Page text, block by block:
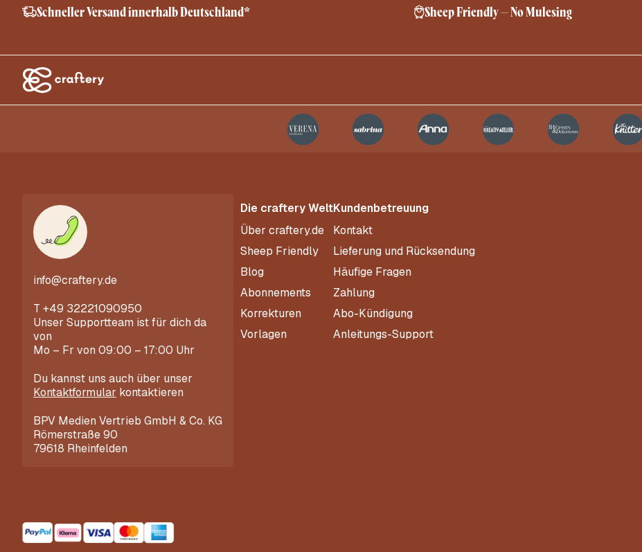
Schneller Versand innerhalb Deutschland* Sheep Friendly – No Mulesing
info@craftery.de
T +49 32221090950
Unser Supportteam ist für dich da
von
Mo – Fr von 09:00 – 17:00 Uhr
Du kannst uns auch über unser
Kontaktformular kontaktieren
BPV Medien Vertrieb GmbH & Co. KG
Römerstraße 90
79618 Rheinfelden
Die craftery Welt
Über craftery.de
Sheep Friendly
Blog
Abonnements
Korrekturen
Vorlagen
Kundenbetreuung
Kontakt
Lieferung und Rücksendung
Häufige Fragen
Zahlung
Abo-Kündigung
Anleitungs-Support